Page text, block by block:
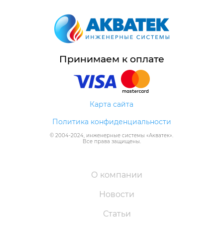
Принимаем к оплате
Карта сайта
Политика конфиденциальности
© 2004-2024, инженерные системы «Акватек».
Все права защищены.
О компании
Новости
Статьи